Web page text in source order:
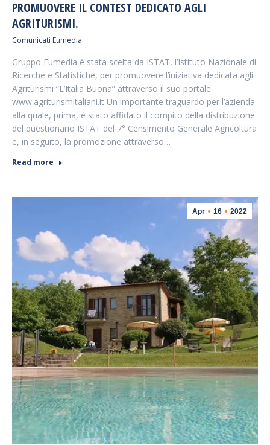
PROMUOVERE IL CONTEST DEDICATO AGLI
AGRITURISMI.
Comunicati Eumedia
Gruppo Eumedia è stata scelta da ISTAT, l’Istituto Nazionale di
Ricerche e Statistiche, per promuovere l’iniziativa dedicata agli
Agriturismi “L’Italia Buona” attraverso il suo portale
www.agriturismitaliani.it Un importante traguardo per l’azienda
alla quale, prima, è stato affidato il compito della distribuzione
del questionario ISTAT del 7° Censimento Generale Agricoltura
e, in seguito, la promozione attraverso…
Read more
Apr 16 2022